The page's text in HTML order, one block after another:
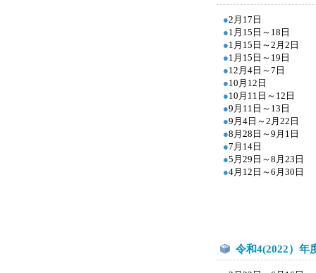
●2月17日
●1月15日～18日
●1月15日～2月2日
●1月15日～19日
●12月4日～7日
●10月12日
●10月11日～12日
●9月11日～13日
●9月4日～2月22日
●8月28日～9月1日
●7月14日
●5月29日～8月23日
●4月12日～6月30日
令和4(2022）年